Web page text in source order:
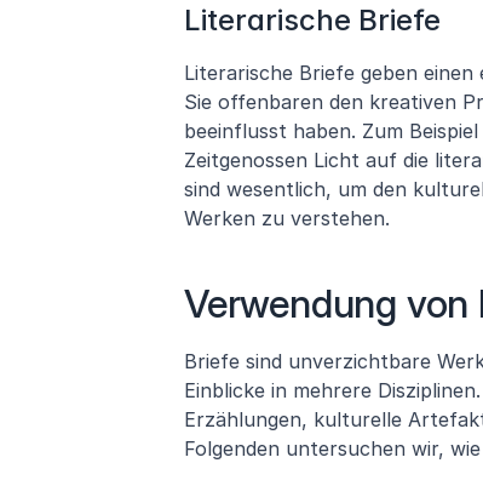
Literarische Briefe
Literarische Briefe geben
Sie offenbaren den kreativen
beeinflusst haben. Zum
Zeitgenossen Licht auf die
sind wesentlich, um den
Werken zu verstehen.
Verwendung von
Briefe sind unverzichtbare
Einblicke in mehrere
Erzählungen, kulturelle
Folgenden untersuchen wir,